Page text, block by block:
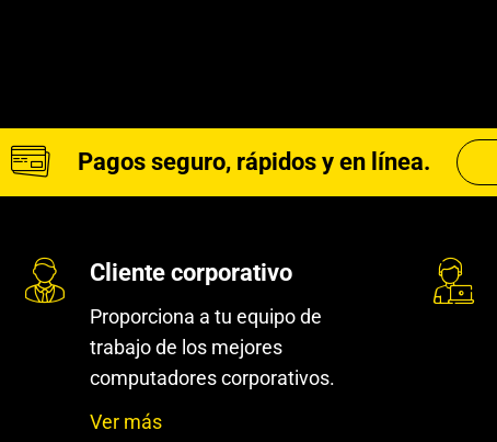
Pagos seguro, rápidos y en línea.
Cliente corporativo
Proporciona a tu equipo de
trabajo de los mejores
computadores corporativos.
Ver más